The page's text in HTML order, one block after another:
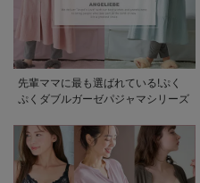
先輩ママに最も選ばれている!ぷく
ぷくダブルガーゼパジャマシリーズ